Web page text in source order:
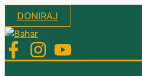
Skip
to
content
DONIRAJ